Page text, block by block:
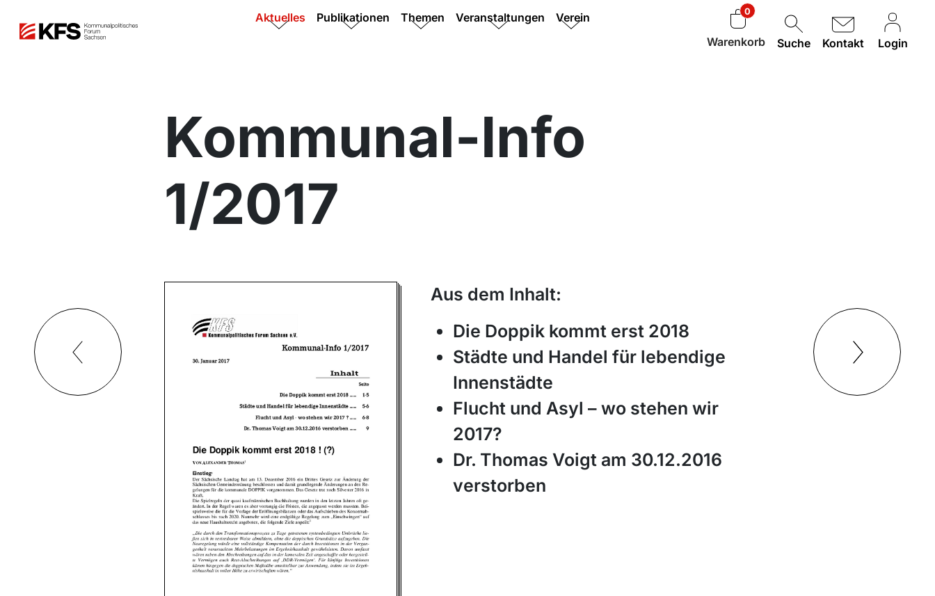
Aktuelles Publikationen Themen Veranstaltungen Verein 0
Warenkorb Suche Kontakt Login
Kommunal-Info
1/2017
Aus dem Inhalt:
Die Doppik kommt erst 2018
Städte und Handel für lebendige
Innenstädte
Flucht und Asyl – wo stehen wir
2017?
Dr. Thomas Voigt am 30.12.2016
verstorben